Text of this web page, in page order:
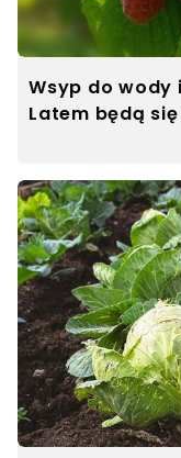
Wsyp do wody
Latem będą